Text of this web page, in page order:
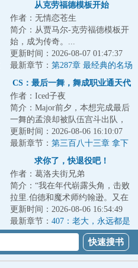
从克劳福德模板开始
作者：无情恋苍生
简介：从贾马尔-克劳福德模板开
始，成为传奇。...
更新时间：2026-08-07 01:47:37
最新章节： 第287章 最经典的名场
面（求订阅！！！）
CS：最后一舞，舞成职业通天代
作者：Iced子夜
简介：Major前夕，本想完成最后
一舞的孟浪却被队伍宫斗出队，
前途一片迷茫之际忽然觉醒了
《Goat养成系统...
更新时间：2026-08-06 16:10:07
最新章节： 第三百八十三章 拿下
图一，什么叫无为而治的指挥艺
求你了，快退役吧！
作者：葛洛夫街兄弟
简介：“我在年代崭露头角，击败
拉里.伯德和魔术师约翰逊。又在
年代统治一切，压制了迈克尔.乔
丹和查尔斯...
更新时间：2026-08-06 16:54:49
最新章节： 407：老大，永远都是
老大